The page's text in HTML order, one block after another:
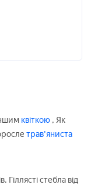
квіткою , Як
трав'яниста
Гіллясті стебла від